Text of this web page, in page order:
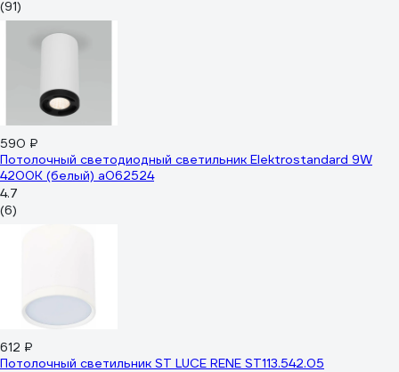
(91)
590 ₽
Потолочный светодиодный светильник Elektrostandard 9W
4200K (белый) a062524
4.7
(6)
612 ₽
Потолочный светильник ST LUCE RENE ST113.542.05